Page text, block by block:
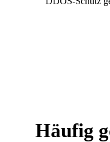
Häufig